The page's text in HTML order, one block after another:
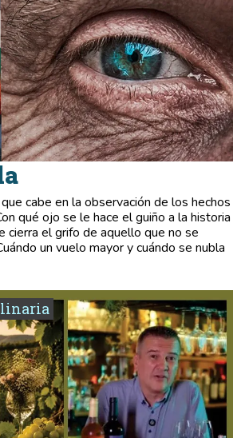
cabe en la observación de los hechos
qué ojo se le hace el guiño a la historia
cierra el grifo de aquello que no se
un vuelo mayor y cuándo se nubla